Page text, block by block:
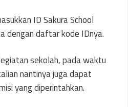
ID Sakura School
dengan daftar kode IDnya.
sekolah, pada waktu
nantinya juga dapat
yang diperintahkan.